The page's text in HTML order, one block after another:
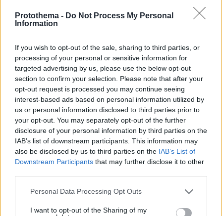
Protothema - Do Not Process My Personal
Information
If you wish to opt-out of the sale, sharing to third parties, or
processing of your personal or sensitive information for
targeted advertising by us, please use the below opt-out
section to confirm your selection. Please note that after your
opt-out request is processed you may continue seeing
interest-based ads based on personal information utilized by
us or personal information disclosed to third parties prior to
your opt-out. You may separately opt-out of the further
disclosure of your personal information by third parties on the
IAB’s list of downstream participants. This information may
also be disclosed by us to third parties on the IAB’s List of
Downstream Participants that may further disclose it to other
Please note that this website/app uses one or more Google
not limited to your visit or usage behaviour. You may click to
Personal Data Processing Opt Outs
I want to opt-out of the Sharing of my
Πού ανεβαίνουν και πού πέφτουν οι αντικειμενικές - Τι
07.06.2021, 09:09